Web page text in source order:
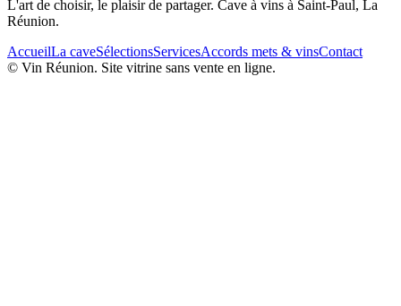
L'art de choisir, le plaisir de partager. Cave à vins à Saint-Paul, La
Réunion.
AccueilLa caveSélectionsServicesAccords mets & vinsContact
© Vin Réunion. Site vitrine sans vente en ligne.